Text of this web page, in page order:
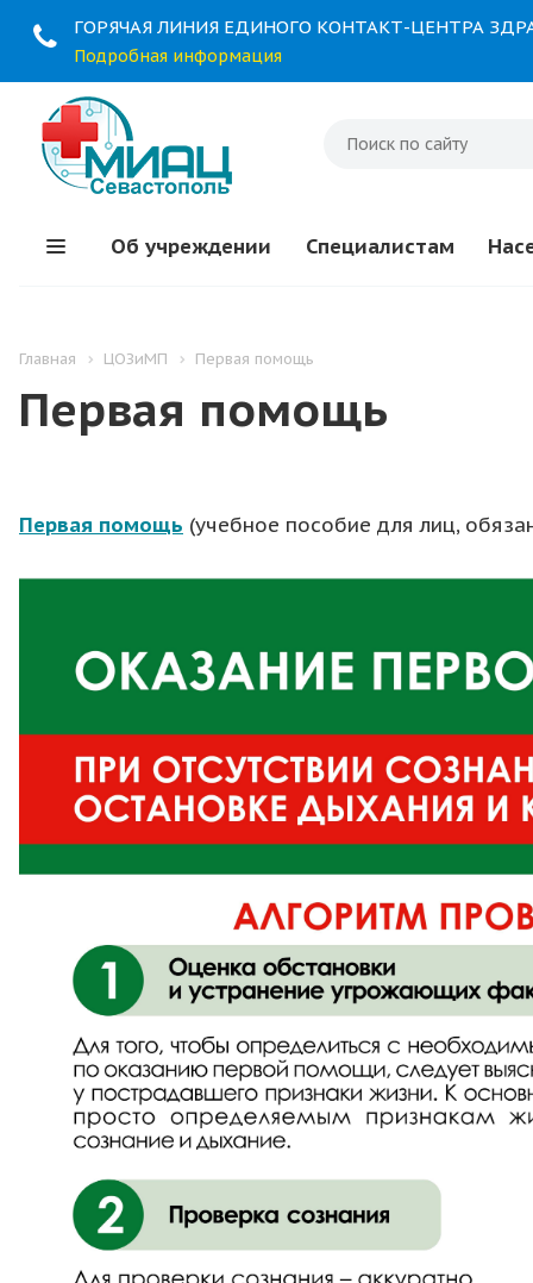
ГОРЯЧАЯ ЛИНИЯ ЕДИНОГО КОНТАКТ-ЦЕНТРА
Подробная информация
Об учреждении Специалистам
Главная ЦОЗиМП Первая помощь
Первая помощь
Первая помощь (учебное пособие для лиц,